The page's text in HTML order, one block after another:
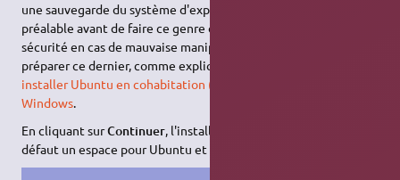
une sauvegarde du système d'exploitation existant au
préalable avant de faire ce genre d'installation pour plus de
sécurité en cas de mauvaise manipulation et, indispensable de
préparer ce dernier, comme expliqué dans le tutoriel
installer Ubuntu en cohabitation (double amorçage) avec
Windows.
En cliquant surContinuer, l'installateur vous proposera par
défaut un espace pour Ubuntu et sa